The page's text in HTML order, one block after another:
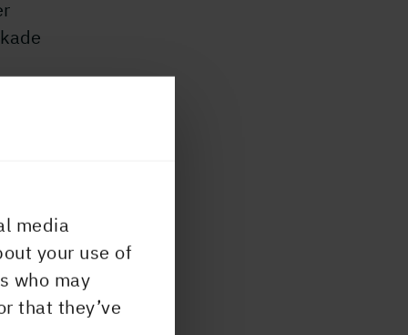
media
your use of
who may
that they’ve
att